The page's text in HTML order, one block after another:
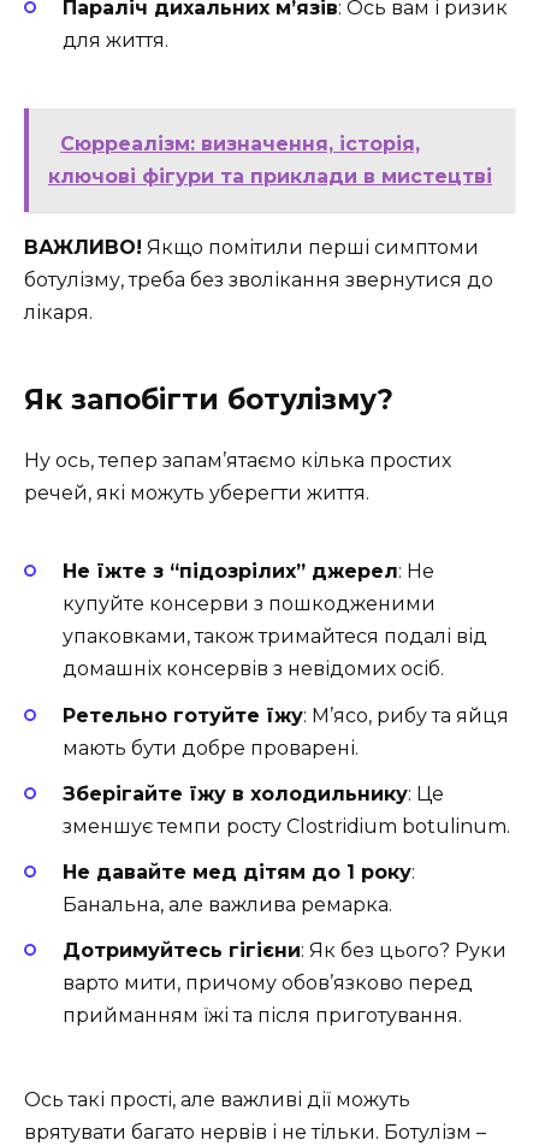
Параліч дихальних м’язів: Ось вам і ризик
для життя.
Сюрреалізм: визначення, історія,
ключові фігури та приклади в мистецтві
ВАЖЛИВО! Якщо помітили перші симптоми
ботулізму, треба без зволікання звернутися до
лікаря.
Як запобігти ботулізму? ️
Ну ось, тепер запам’ятаємо кілька простих
речей, які можуть уберегти життя.
Не їжте з “підозрілих” джерел: Не
купуйте консерви з пошкодженими
упаковками, також тримайтеся подалі від
домашніх консервів з невідомих осіб.
Ретельно готуйте їжу: М’ясо, рибу та яйця
мають бути добре проварені.
Зберігайте їжу в холодильнику: Це
зменшує темпи росту Clostridium botulinum.
Не давайте мед дітям до 1 року:
Банальна, але важлива ремарка.
Дотримуйтесь гігієни: Як без цього? Руки
варто мити, причому обов’язково перед
прийманням їжі та після приготування.
Ось такі прості, але важливі дії можуть
врятувати багато нервів і не тільки. Ботулізм –